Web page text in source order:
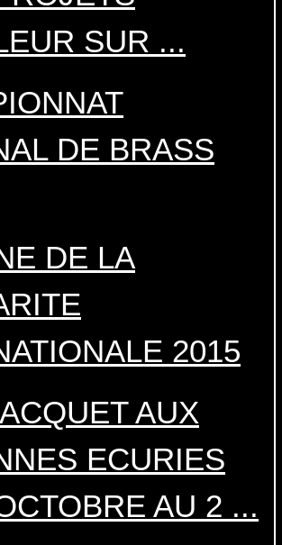
SUR ...
DE BRASS
DE LA
2015
AUX
ECURIES
AU 2 ...